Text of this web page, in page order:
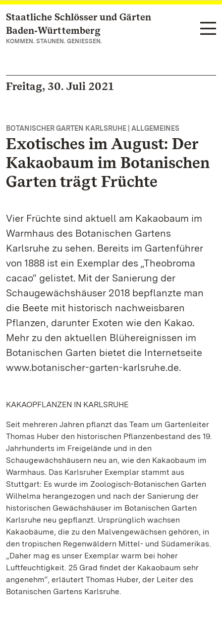
Zum Hauptinhalt springen
Staatliche Schlösser und Gärten
Baden‑Württemberg
KOMMEN. STAUNEN. GENIESSEN.
Freitag, 30. Juli 2021
BOTANISCHER GARTEN KARLSRUHE | ALLGEMEINES
Exotisches im August: Der
Kakaobaum im Botanischen
Garten trägt Früchte
Vier Früchte sind aktuell am Kakaobaum im
Warmhaus des Botanischen Gartens
Karlsruhe zu sehen. Bereits im Gartenführer
von 1888 ist ein Exemplar des „Theobroma
cacao“ gelistet. Mit der Sanierung der
Schaugewächshäuser 2018 bepflanzte man
die Beete mit historisch nachweisbaren
Pflanzen, darunter Exoten wie den Kakao.
Mehr zu den aktuellen Blühereignissen im
Botanischen Garten bietet die Internetseite
www.botanischer-garten-karlsruhe.de.
KAKAOPFLANZEN IN KARLSRUHE
Seit mehreren Jahren pflanzt das Team um Gartenleiter
Thomas Huber den historischen Pflanzenbestand des 19.
Jahrhunderts im Freigelände und in den
Schaugewächshäusern neu an, wie den Kakaobaum im
Warmhaus. Das Karlsruher Exemplar stammt aus
Stuttgart: Es wurde im Zoologisch-Botanischen Garten
Wilhelma herangezogen und nach der Sanierung der
historischen Gewächshäuser im Botanischen Garten
Karlsruhe neu gepflanzt. Ursprünglich wachsen
Kakaobäume, die zu den Malvengewächsen gehören, in
den tropischen Regenwäldern Mittel- und Südamerikas.
„Daher mag es unser Exemplar warm bei hoher
Luftfeuchtigkeit. 25 Grad findet der Kakaobaum sehr
angenehm“, erläutert Thomas Huber, der Leiter des
Botanischen Gartens Karlsruhe.